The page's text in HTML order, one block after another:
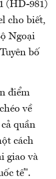
(HD-981)
cho biết,
Ngoại
bố
điểm
về
quần
cách
giao và
tế".